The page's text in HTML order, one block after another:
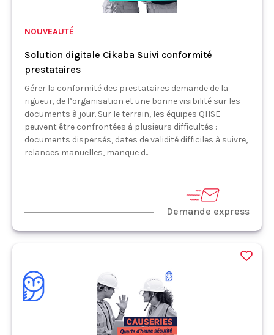
NOUVEAUTÉ
Solution digitale Cikaba Suivi conformité
prestataires
Gérer la conformité des prestataires demande de la
rigueur, de l’organisation et une bonne visibilité sur les
documents à jour. Sur le terrain, les équipes QHSE
peuvent être confrontées à plusieurs difficultés :
documents dispersés, dates de validité difficiles à suivre,
relances manuelles, manque d...
Demande express